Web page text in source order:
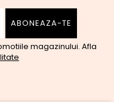
magazinului. Afla